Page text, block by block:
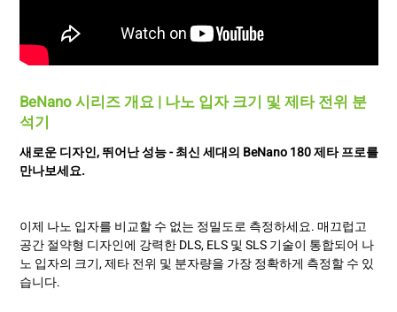
BeNano 시리즈 개요 | 나노 입자 크기 및 제타 전위 분
석기
새로운 디자인, 뛰어난 성능 - 최신 세대의 BeNano 180 제타 프로를
만나보세요.
이제 나노 입자를 비교할 수 없는 정밀도로 측정하세요. 매끄럽고
공간 절약형 디자인에 강력한 DLS, ELS 및 SLS 기술이 통합되어 나
노 입자의 크기, 제타 전위 및 분자량을 가장 정확하게 측정할 수 있
습니다.